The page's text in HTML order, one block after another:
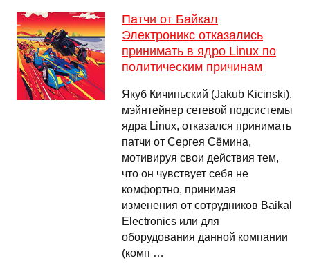
Патчи от Байкал
Электроникс отказались
принимать в ядро Linux по
политическим причинам
Якуб Кичиньский (Jakub Kicinski),
мэйнтейнер сетевой подсистемы
ядра Linux, отказался принимать
патчи от Сергея Сёмина,
мотивируя свои действия тем,
что он чувствует себя не
комфортно, принимая
изменения от сотрудников Baikal
Electronics или для
оборудования данной компании
(комп …